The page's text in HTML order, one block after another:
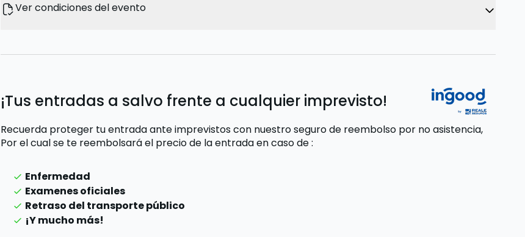
Ver condiciones del evento
¡Tus entradas a salvo frente a cualquier imprevisto!
Recuerda proteger tu entrada ante imprevistos con nuestro seguro de reembolso por no asistencia,
Por el cual se te reembolsará el precio de la entradaen caso de:
Enfermedad
Examenes oficiales
Retraso del transporte público
¡Y mucho más!